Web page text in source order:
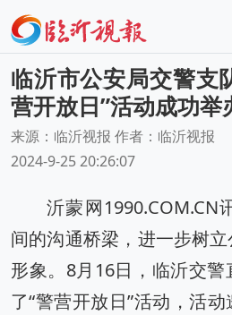
临沂市公安局交警支
营开放日”活动成功举
来源：临沂视报 作者：临沂视报
2024-9-25 20:26:07
沂蒙网1990.COM.CN
间的沟通桥梁，‌进一步树
形象。‌8月16日，‌临沂交
了“警营开放日”活动，‌活